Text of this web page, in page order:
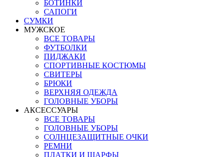
БОТИНКИ
САПОГИ
СУМКИ
МУЖСКОЕ
ВСЕ ТОВАРЫ
ФУТБОЛКИ
ПИДЖАКИ
СПОРТИВНЫЕ КОСТЮМЫ
СВИТЕРЫ
БРЮКИ
ВЕРХНЯЯ ОДЕЖДА
ГОЛОВНЫЕ УБОРЫ
АКСЕССУАРЫ
ВСЕ ТОВАРЫ
ГОЛОВНЫЕ УБОРЫ
СОЛНЦЕЗАЩИТНЫЕ ОЧКИ
РЕМНИ
ПЛАТКИ И ШАРФЫ